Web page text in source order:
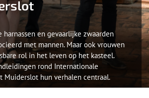
harnassen en gevaarlijke zwaarden
met mannen. Maar ook vrouwen
rol in het leven op het kasteel.
rond Internationale
Muiderslot hun verhalen centraal.